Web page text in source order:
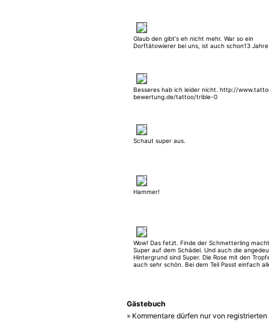
Glaub den gibt's eh nicht mehr. War so ein
Dorftätowierer bei uns, ist auch schon13
Besseres hab ich leider nicht. http://
bewertung.de/tattoo/trible-0
Schaut super aus.
Hammer!
Wow! Das fetzt. Finde der Schmetterling
Super auf dem Schädel. Und auch die
Hintergrund sind Super. Die Rose mit den
auch sehr schön. Bei dem Teil Passt einfach
Gästebuch
» Kommentare dürfen nur von